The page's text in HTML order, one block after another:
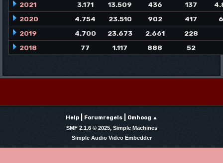
2021
3.171 13.509 436 137
2020
4.754 23.510 902 417
2019
4.700 23.673 2.661
228
2018
77 1.117 888 52
Help| Forumregels| Omhoog ▲
SMF 2.1.6 © 2025, Simple Machines
Simple Audio Video Embedder